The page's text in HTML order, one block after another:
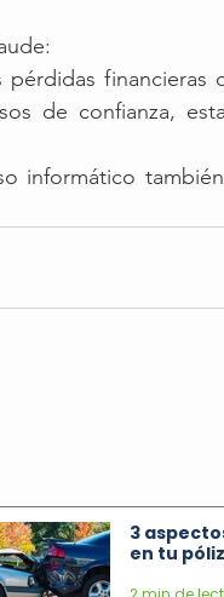
financieras
de confianza,
informático
3
en tu